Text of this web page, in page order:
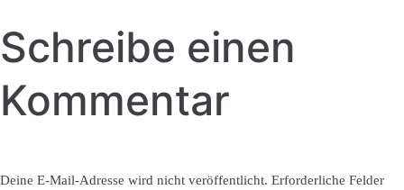
Schreibe einen
Kommentar
Deine E-Mail-Adresse wird nicht veröffentlicht. Erforderliche Felder